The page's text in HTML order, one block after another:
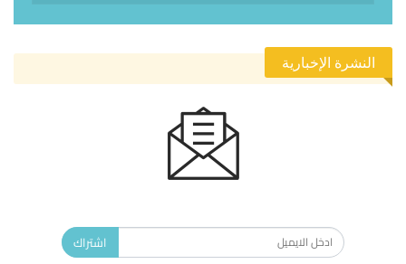
النشرة الإخبارية
اشتراك